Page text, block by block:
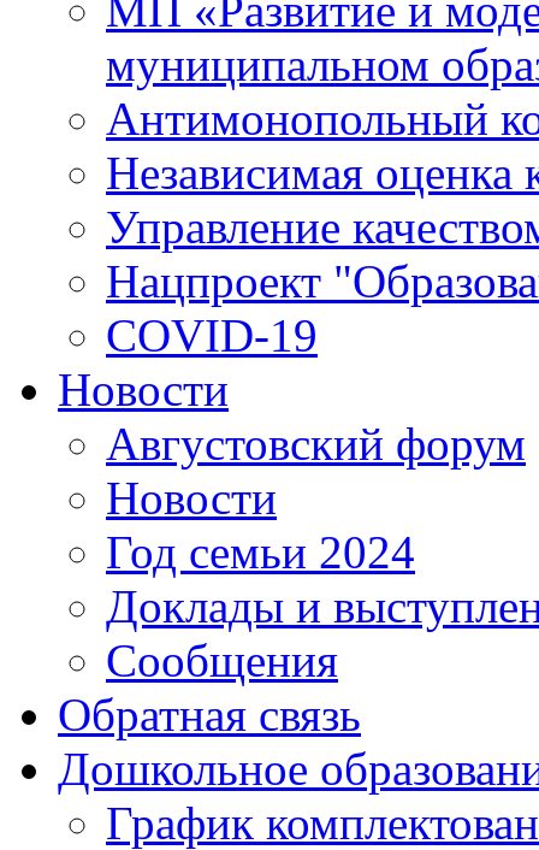
муниципальном
Антимонопольный
Независимая оценка
Управление
Нацпроект
COVID-19
Новости
Августовский форум
Новости
Год семьи 2024
Доклады и
Сообщения
Обратная связь
Дошкольное
График